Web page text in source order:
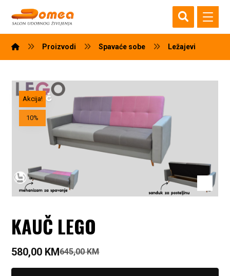
Proizvodi Spavaće sobe Ležajevi
Akcija!
10%
KAUČ LEGO
645,00KM
580,00 KM